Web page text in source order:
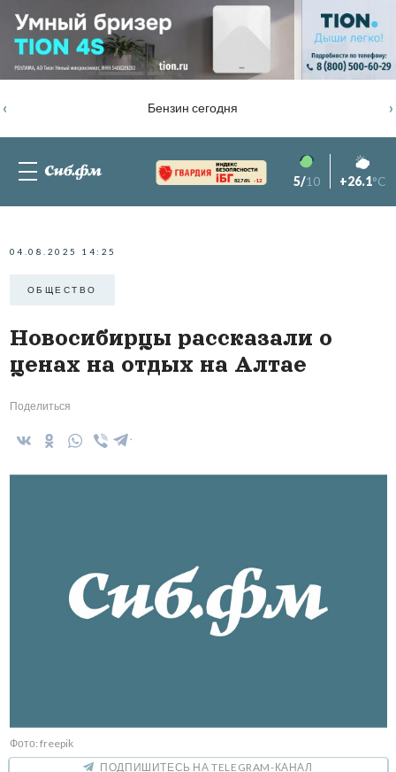
Бензин сегодня
‹ ›
82.76% -1.2 5/10 +26.1°C
04.08.2025 14:25
ОБЩЕСТВО
Новосибирцы рассказали о
ценах на отдых на Алтае
Поделиться
Фото: freepik
ПОДПИШИТЕСЬ НА TELEGRAM-КАНАЛ